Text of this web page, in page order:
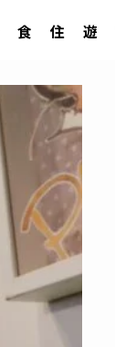
食 住 遊